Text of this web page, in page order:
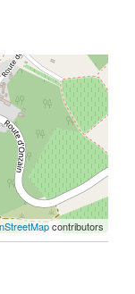
contributors